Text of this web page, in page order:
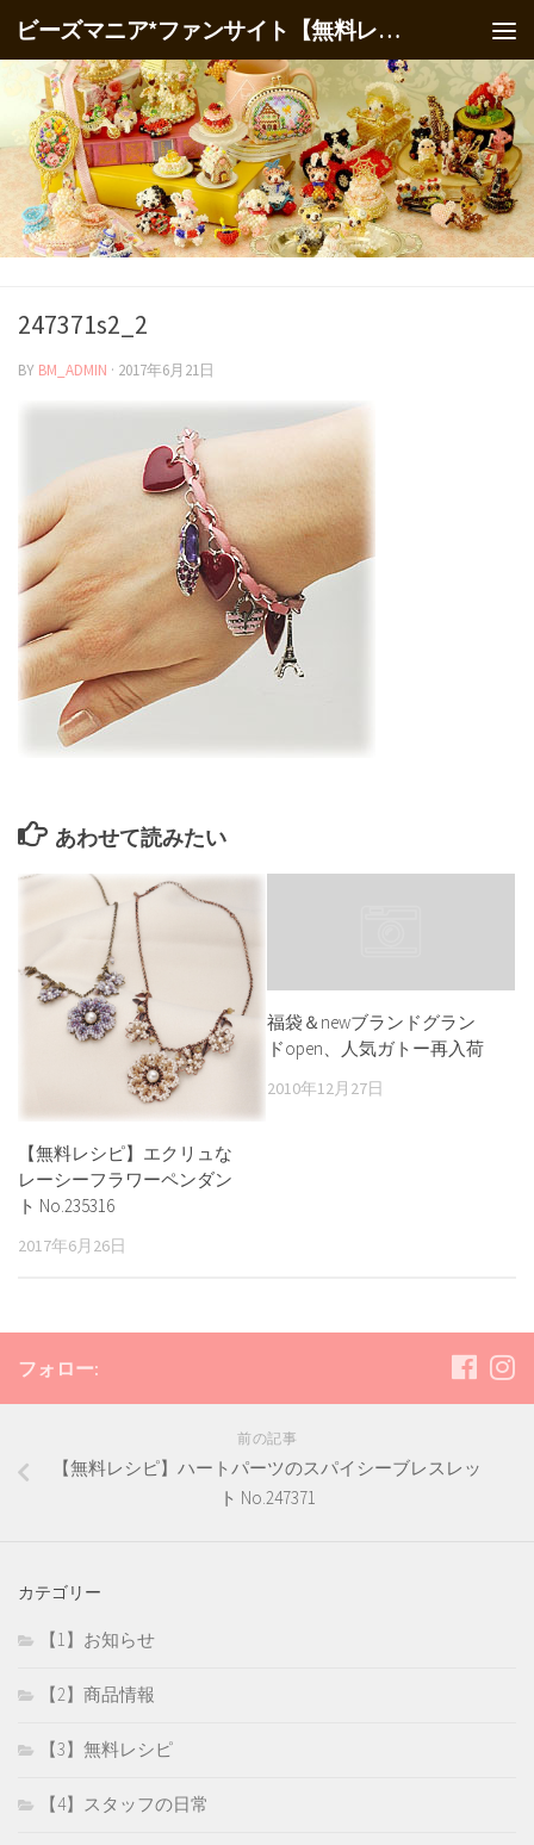
ビーズマニア*ファンサイト【無料レシピ】
247371s2_2
BY BM_ADMIN · 2017年6月21日
あわせて読みたい
【無料レシピ】エクリュな
レーシーフラワーペンダン
ト No.235316
2017年6月26日
福袋＆newブランドグラン
ドopen、人気ガトー再入荷
2010年12月27日
フォロー:
前の記事
【無料レシピ】ハートパーツのスパイシーブレスレッ
ト No.247371
カテゴリー
【1】お知らせ
【2】商品情報
【3】無料レシピ
【4】スタッフの日常